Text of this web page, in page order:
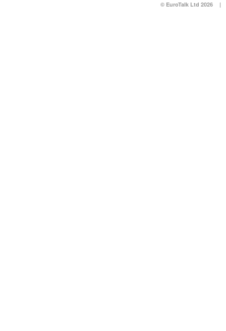
© EuroTalk Ltd 2026 |